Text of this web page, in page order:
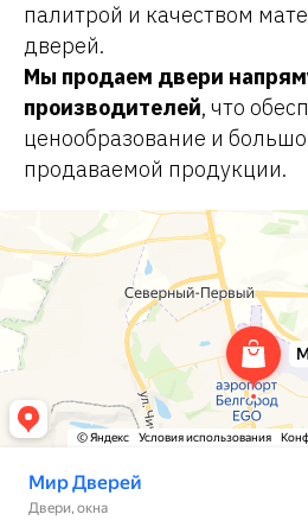
палитрой и качеством
дверей.
Мы продаем двери
производителей, что
ценообразование и
продаваемой продукции.